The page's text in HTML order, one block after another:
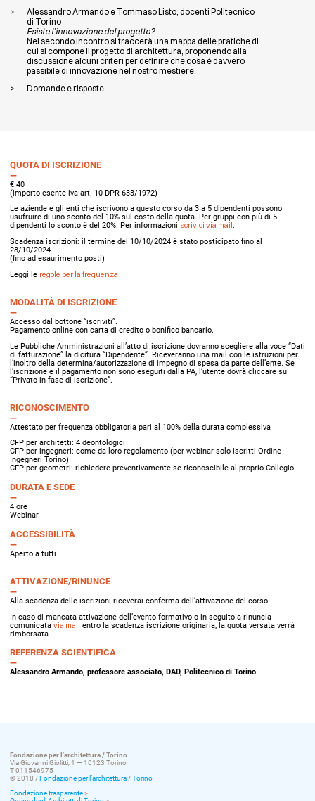
Alessandro Armando e Tommaso Listo, docenti Politecnico
di Torino
Esiste l’innovazione del progetto?
Nel secondo incontro si traccerà una mappa delle pratiche di
cui si compone il progetto di architettura, proponendo alla
discussione alcuni criteri per definire che cosa è davvero
passibile di innovazione nel nostro mestiere.
Domande e risposte
QUOTA DI ISCRIZIONE
€ 40
(importo esente iva art. 10 DPR 633/1972)
Le aziende e gli enti che iscrivono a questo corso da 3 a 5 dipendenti possono
usufruire di uno sconto del 10% sul costo della quota. Per gruppi con più di 5
dipendenti lo sconto è del 20%. Per informazioni scrivici via mail .
Scadenza iscrizioni: il termine del 10/10/2024 è stato posticipato fino al
28/10/2024.
(fino ad esaurimento posti)
Leggi le regole per la frequenza
MODALITÀ DI ISCRIZIONE
Accesso dal bottone “iscriviti”.
Pagamento online con carta di credito o bonifico bancario.
Le Pubbliche Amministrazioni all’atto di iscrizione dovranno scegliere alla voce “Dati
di fatturazione” la dicitura “Dipendente”. Riceveranno una mail con le istruzioni per
l’inoltro della determina/autorizzazione di impegno di spesa da parte dell’ente. Se
l’iscrizione e il pagamento non sono eseguiti dalla PA, l’utente dovrà cliccare su
“Privato in fase di iscrizione”.
RICONOSCIMENTO
Attestato per frequenza obbligatoria pari al 100% della durata complessiva
CFP per architetti: 4 deontologici
CFP per ingegneri: come da loro regolamento (per webinar solo iscritti Ordine
Ingegneri Torino)
CFP per geometri: richiedere preventivamente se riconoscibile al proprio Collegio
DURATA E SEDE
4 ore
Webinar
ACCESSIBILITÀ
Aperto a tutti
ATTIVAZIONE/RINUNCE
Alla scadenza delle iscrizioni riceverai conferma dell’attivazione del corso.
In caso di mancata attivazione dell’evento formativo o in seguito a rinuncia
comunicata via mail entro la scadenza iscrizione originaria, la quota versata verrà
rimborsata
REFERENZA SCIENTIFICA
Alessandro Armando, professore associato, DAD, Politecnico di Torino
Fondazione per l’architettura / Torino
Via Giovanni Giolitti, 1 — 10123 Torino
T 011546975
© 2018 / Fondazione per l’architettura / Torino
Fondazione trasparente>